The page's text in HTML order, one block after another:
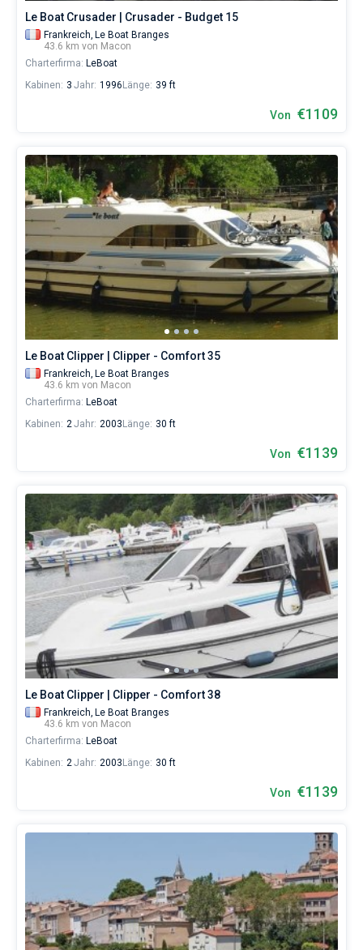
Le Boat Crusader | Crusader - Budget 15
Frankreich, Le Boat Branges
43.6 km von Macon
Charterfirma: LeBoat
Kabinen: 3 Jahr: 1996 Länge: 39 ft
Von €1109
Le Boat Clipper | Clipper - Comfort 35
Frankreich, Le Boat Branges
43.6 km von Macon
Charterfirma: LeBoat
Kabinen: 2Jahr: 2003 Länge: 30 ft
Von €1139
Le Boat Clipper | Clipper - Comfort 38
Frankreich, Le Boat Branges
43.6 km von Macon
Charterfirma: LeBoat
Kabinen: 2Jahr: 2003 Länge: 30 ft
Von €1139